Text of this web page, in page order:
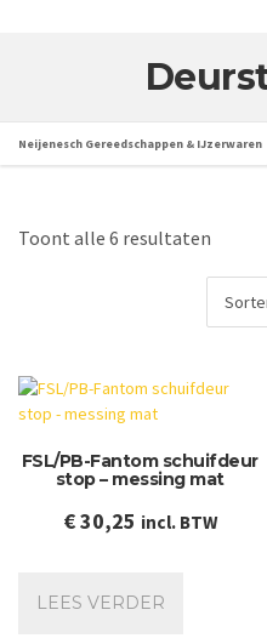
Neijenesch Gereedschappen & IJzerwaren
Toont alle 6 resultaten
FSL/PB-Fantom schuifdeur
stop – messing mat
€30,25 incl. BTW
LEES VERDER